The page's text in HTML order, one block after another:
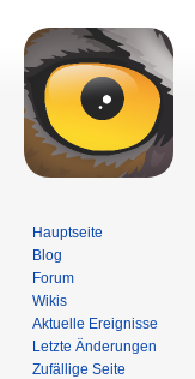
Hauptseite
Blog
Forum
Wikis
Aktuelle Ereignisse
Letzte Änderungen
Zufällige Seite